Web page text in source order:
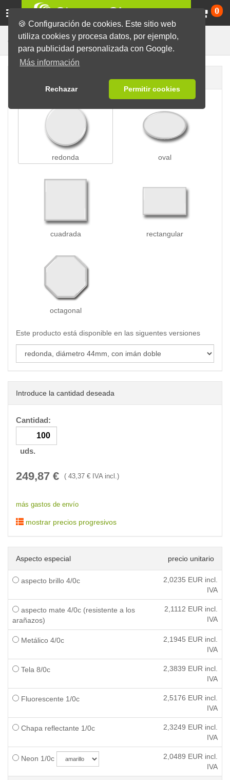
🍪 Configuración de cookies. Este sitio web
utiliza cookies y procesa datos, por ejemplo,
para publicidad personalizada con Google.
Más información
Rechazar Permitir cookies
0
Chapas Chapas con Imán Para Ropa
redonda oval
cuadrada rectangular
octagonal
Este producto está disponible en las siguentes versiones
Introduce la cantidad deseada
Cantidad:
uds.
249,87 € ( 43,37 € IVA incl.)
más gastos de envío
mostrar precios progresivos
Aspecto especial precio unitario
aspecto brillo 4/0c 2,0235 EUR incl.
IVA
aspecto mate 4/0c (resistente a los
arañazos)
2,1112 EUR incl.
IVA
Metálico 4/0c 2,1945 EUR incl.
IVA
Tela 8/0c 2,3839 EUR incl.
IVA
Fluorescente 1/0c 2,5176 EUR incl.
IVA
Chapa reflectante 1/0c 2,3249 EUR incl.
IVA
Neon 1/0c 2,0489 EUR incl.
IVA